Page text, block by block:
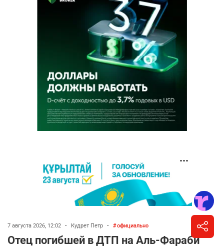
7 августа 2026, 12:02 • Кудрет Петр • официально
Отец погибшей в ДТП на Аль-Фараби